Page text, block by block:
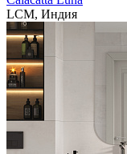
LCM, Индия